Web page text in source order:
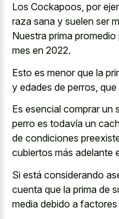
Los Cockapoos, por
raza sana y suelen ser
Nuestra prima
mes en 2022.
Esto es menor que la
y edades de perros,
Es esencial comprar un
perro es todavía un
de condiciones
cubiertos más adelante
Si está considerando
cuenta que la prima de
media debido a factores